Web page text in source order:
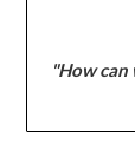
"How can